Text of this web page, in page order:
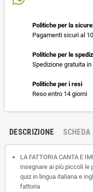
Politiche per la
Pagamenti sicuri al
Politiche per le
Spedizione gratuita
Politiche per i resi
Reso entro 14 giorni
DESCRIZIONE
LA FATTORIA CANTA E
insegnare ai più piccoli le
quiz in lingua italiana e
fattoria